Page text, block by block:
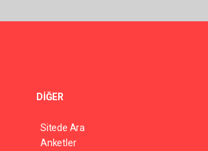
DİĞER
Sitede Ara
Anketler